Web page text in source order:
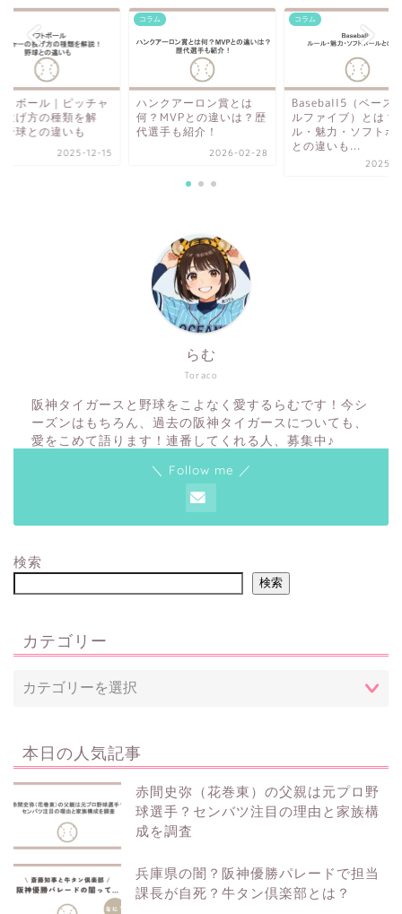
トボール｜ピッチャ
投げ方の種類を解
野球との違いも
2025-12-15
コラム
ハンクアーロン賞とは
何？MVPとの違いは？歴
代選手も紹介！
2026-02-28
コラム
Baseball5（ベース
ルファイブ）とは？
ル・魅力・ソフトボ
との違いも...
2025-
Toraco
らむ
阪神タイガースと野球をこよなく愛するらむです！今シ
ーズンはもちろん、過去の阪神タイガースについても、
愛をこめて語ります！連番してくれる人、募集中♪
＼ Follow me ／
検索
検索
カテゴリー
本日の人気記事
赤間史弥（花巻東）の父親は元プロ野
球選手？センバツ注目の理由と家族構
成を調査
兵庫県の闇？阪神優勝パレードで担当
課長が自死？牛タン倶楽部とは？